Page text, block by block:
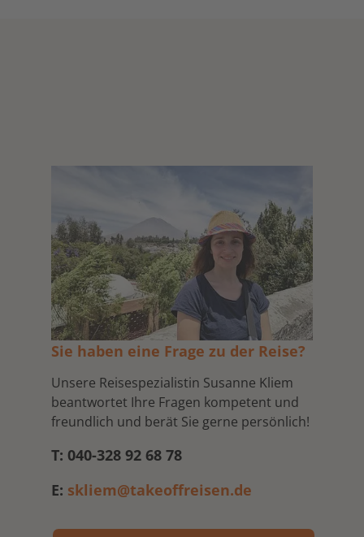
Sie haben eine Frage zu der Reise?
Unsere Reisespezialistin Susanne Kliem
beantwortet Ihre Fragen kompetent und
freundlich und berät Sie gerne persönlich!
T: 040-328 92 68 78
E: skliem@takeoffreisen.de